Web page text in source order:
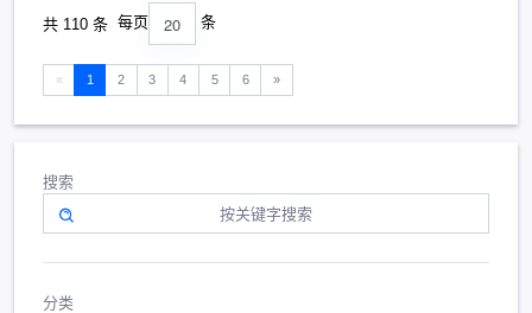
共 110 条 每页 20 条
« 1 2 3 4 5 6 »
搜索
分类